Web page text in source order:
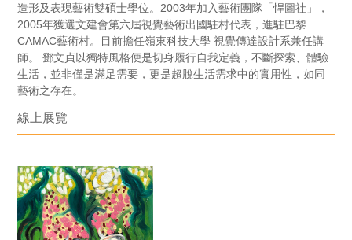
造形及表現藝術雙碩士學位。2003年加入藝術團隊「悍圖社」，
2005年獲選文建會第六屆視覺藝術出國駐村代表，進駐巴黎
CAMAC藝術村。目前擔任嶺東科技大學 視覺傳達設計系兼任講
師。 鄧文貞以獨特風格便是切身履行自我定義，不斷探索、體驗
生活，並非僅是滿足需要，更是超脫生活需求中的實用性，如同
藝術之存在。
線上展覽